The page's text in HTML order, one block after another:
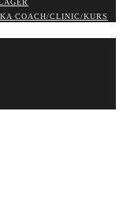
COACH/CLINIC/KURS